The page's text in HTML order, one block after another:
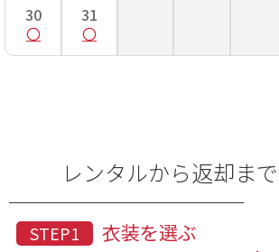
30 31
レンタルから返却ま
STEP1 衣装を選ぶ